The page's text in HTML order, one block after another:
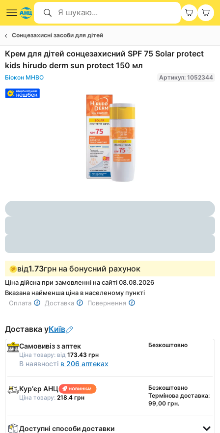
Сонцезахисні засоби для дітей
Крем для дітей сонцезахисний SPF 75 Solar protect
kids hirudo derm sun protect 150 мл
Біокон МНВО Артикул: 1052344
1
of
від1.73грн на бонусний рахунок
Ціна дійсна при замовленні на сайті 08.08.2026
Вказана найменша ціна в населеному пункті
Оплата
Доставка Повернення
Доставка уКиїв
Самовивіз з аптек
Ціна товару: від 173.43 грн
В наявності в 206 аптеках
Безкоштовно
Курʼєр АНЦ
Ціна товару: 218.4 грн
Безкоштовно
Термінова доставка:
99,00 грн.
Доступні способи доставки